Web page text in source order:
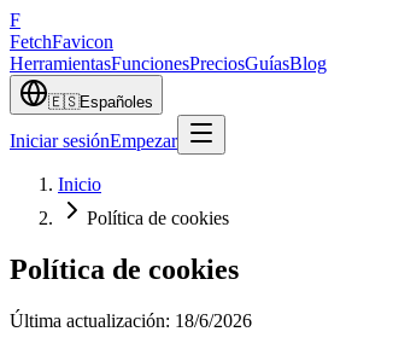
F
FetchFavicon
HerramientasFuncionesPreciosGuíasBlog
🇪🇸Español es
Iniciar sesiónEmpezar
Inicio
Política de cookies
Política de cookies
Última actualización: 18/6/2026